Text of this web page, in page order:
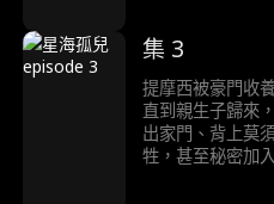
白自己失去了什
集 3
提摩西被豪門收
直到親生子歸來
出家門、背上莫
牲，甚至秘密加